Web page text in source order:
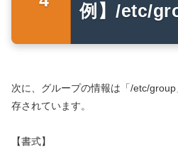
例】/etc/
次に、グループの情報は「/etc/
存されています。
【書式】